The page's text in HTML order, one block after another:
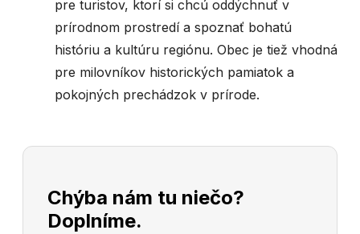
pre turistov, ktorí si chcú oddýchnuť v
prírodnom prostredí a spoznať bohatú
históriu a kultúru regiónu. Obec je tiež vhodná
pre milovníkov historických pamiatok a
pokojných prechádzok v prírode.
Chýba nám tu niečo?
Doplníme.